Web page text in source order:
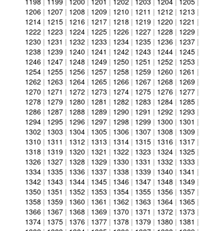
1206 | 1207 | 1208 | 1209 | 1210 | 1211 | 1212 | 1213 |
1214 | 1215 | 1216 | 1217 | 1218 | 1219 | 1220 | 1221 |
1222 | 1223 | 1224 | 1225 | 1226 | 1227 | 1228 | 1229 |
1230 | 1231 | 1232 | 1233 | 1234 | 1235 | 1236 | 1237 |
1238 | 1239 | 1240 | 1241 | 1242 | 1243 | 1244 | 1245 |
1246 | 1247 | 1248 | 1249 | 1250 | 1251 | 1252 | 1253 |
1254 | 1255 | 1256 | 1257 | 1258 | 1259 | 1260 | 1261 |
1262 | 1263 | 1264 | 1265 | 1266 | 1267 | 1268 | 1269 |
1270 | 1271 | 1272 | 1273 | 1274 | 1275 | 1276 | 1277 |
1278 | 1279 | 1280 | 1281 | 1282 | 1283 | 1284 | 1285 |
1286 | 1287 | 1288 | 1289 | 1290 | 1291 | 1292 | 1293 |
1294 | 1295 | 1296 | 1297 | 1298 | 1299 | 1300 | 1301 |
1302 | 1303 | 1304 | 1305 | 1306 | 1307 | 1308 | 1309 |
1310 | 1311 | 1312 | 1313 | 1314 | 1315 | 1316 | 1317 |
1318 | 1319 | 1320 | 1321 | 1322 | 1323 | 1324 | 1325 |
1326 | 1327 | 1328 | 1329 | 1330 | 1331 | 1332 | 1333 |
1334 | 1335 | 1336 | 1337 | 1338 | 1339 | 1340 | 1341 |
1342 | 1343 | 1344 | 1345 | 1346 | 1347 | 1348 | 1349 |
1350 | 1351 | 1352 | 1353 | 1354 | 1355 | 1356 | 1357 |
1358 | 1359 | 1360 | 1361 | 1362 | 1363 | 1364 | 1365 |
1366 | 1367 | 1368 | 1369 | 1370 | 1371 | 1372 | 1373 |
1374 | 1375 | 1376 | 1377 | 1378 | 1379 | 1380 | 1381 |